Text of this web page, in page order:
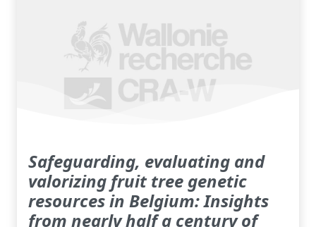
Safeguarding, evaluating and
valorizing fruit tree genetic
resources in Belgium: Insights
from nearly half a century of